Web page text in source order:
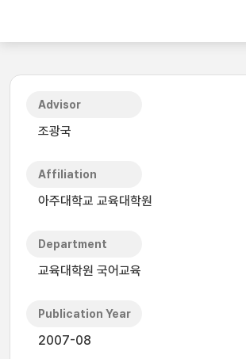
Advisor
조광국
Affiliation
아주대학교 교육대학원
Department
교육대학원 국어교육
Publication Year
2007-08